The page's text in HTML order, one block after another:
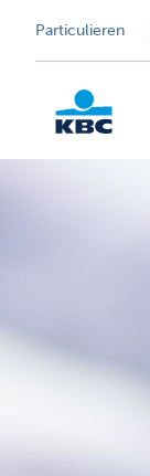
Particulieren